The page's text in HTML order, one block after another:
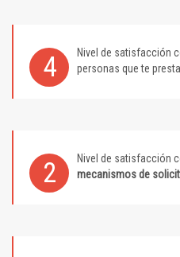
4 Nivel de satisfacción
personas que te
2 Nivel de satisfacción
mecanismos de